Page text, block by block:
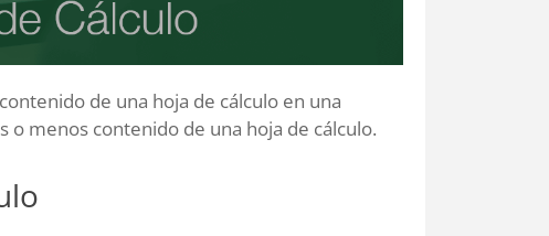
de una hoja de cálculo en una
o menos contenido de una hoja de cálculo.